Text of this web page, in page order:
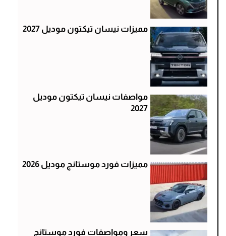
مميزات نيسان تيكتون موديل 2027
مواصفات نيسان تيكتون موديل
2027
مميزات فورد موستانج موديل 2026
سعر ومواصفات فورد موستانج